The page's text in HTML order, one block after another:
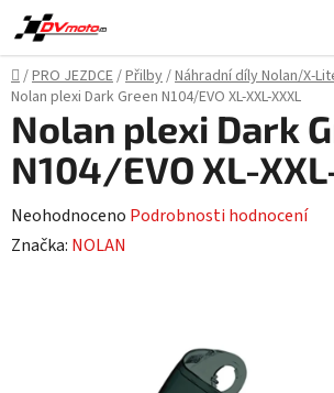
Přejít
na
obsah
Domů
/PRO JEZDCE/Přilby/Náhradní díly Nolan/X-
Nolan plexi Dark Green N104/EVO XL-XXL-XXXL
Nolan plexi Dark
N104/EVO XL-
Průměrné
hodnocení
Neohodnoceno Podrobnosti hodnocení
Značka: NOLAN